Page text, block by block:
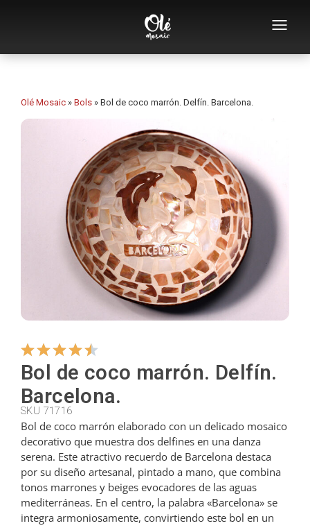
Empresa
Souvenirs por categoría
Abridores
Tazas
Bols
Ceniceros
Colgadores
Cortadores
Cucharillas
Cucharones
Olé Mosaic » Bols » Bol de coco marrón. Delfín. Barcelona.
Bol de coco marrón. Delfín.
Barcelona.
SKU 71716
Bol de coco marrón elaborado con un delicado mosaico
decorativo que muestra dos delfines en una danza
serena. Este atractivo recuerdo de Barcelona destaca
por su diseño artesanal, pintado a mano, que combina
tonos marrones y beiges evocadores de las aguas
mediterráneas. En el centro, la palabra «Barcelona» se
integra armoniosamente, convirtiendo este bol en un